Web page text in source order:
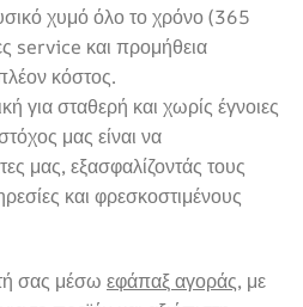
χυμό όλο το χρόνο (365
service και προμήθεια
κόστος.
για σταθερή και χωρίς έγνοιες
μας είναι να
μας, εξασφαλίζοντάς τους
και φρεσκοστιμένους
σας μέσω εφάπαξ αγοράς, με